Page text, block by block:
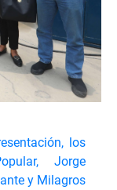
los
Jorge
y Milagros